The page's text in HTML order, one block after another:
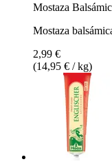
Mostaza
Mostaza
2,99 €
(14,95 € / kg)